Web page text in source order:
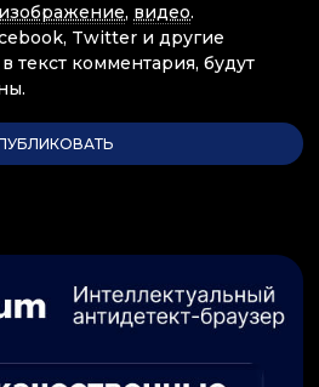
изображение, видео.
Twitter и другие
текст комментария, будут